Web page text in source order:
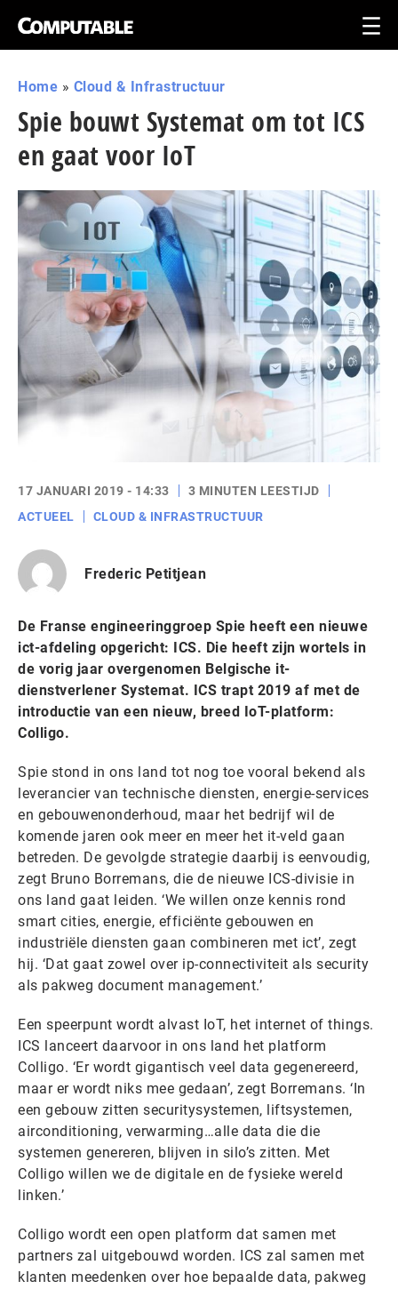
Home » Cloud & Infrastructuur
Spie bouwt Systemat om tot ICS
en gaat voor IoT
17 JANUARI 2019 - 14:33
3 MINUTEN LEESTIJD
ACTUEEL
CLOUD & INFRASTRUCTUUR
Frederic Petitjean
De Franse engineeringgroep Spie heeft een nieuwe
ict-afdeling opgericht: ICS. Die heeft zijn wortels in
de vorig jaar overgenomen Belgische it-
dienstverlener Systemat. ICS trapt 2019 af met de
introductie van een nieuw, breed IoT-platform:
Colligo.
Spie stond in ons land tot nog toe vooral bekend als
leverancier van technische diensten, energie-services
en gebouwenonderhoud, maar het bedrijf wil de
komende jaren ook meer en meer het it-veld gaan
betreden. De gevolgde strategie daarbij is eenvoudig,
zegt Bruno Borremans, die de nieuwe ICS-divisie in
ons land gaat leiden. ‘We willen onze kennis rond
smart cities, energie, efficiënte gebouwen en
industriële diensten gaan combineren met ict’, zegt
hij. ‘Dat gaat zowel over ip-connectiviteit als security
als pakweg document management.’
Een speerpunt wordt alvast IoT, het internet of things.
ICS lanceert daarvoor in ons land het platform
Colligo. ‘Er wordt gigantisch veel data gegenereerd,
maar er wordt niks mee gedaan’, zegt Borremans. ‘In
een gebouw zitten securitysystemen, liftsystemen,
airconditioning, verwarming…alle data die die
systemen genereren, blijven in silo’s zitten. Met
Colligo willen we de digitale en de fysieke wereld
linken.’
Colligo wordt een open platform dat samen met
partners zal uitgebouwd worden. ICS zal samen met
klanten meedenken over hoe bepaalde data, pakweg